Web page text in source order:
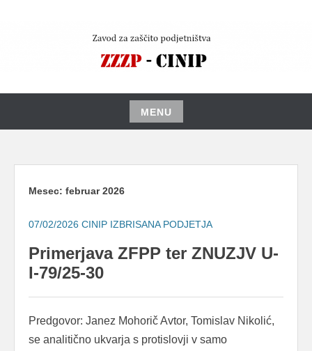
MENU
Skip
content
Mesec: februar 2026
07/02/2026 CINIP IZBRISANA PODJETJA
Primerjava ZFPP ter ZNUZJV U-
I-79/25-30
Predgovor: Janez Mohorič Avtor, Tomislav Nikolić,
se analitično ukvarja s protislovji v samo